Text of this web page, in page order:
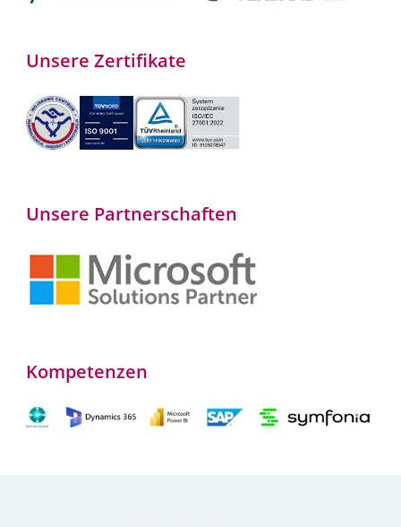
Unsere Zertifikate
Unsere Partnerschaften
Kompetenzen